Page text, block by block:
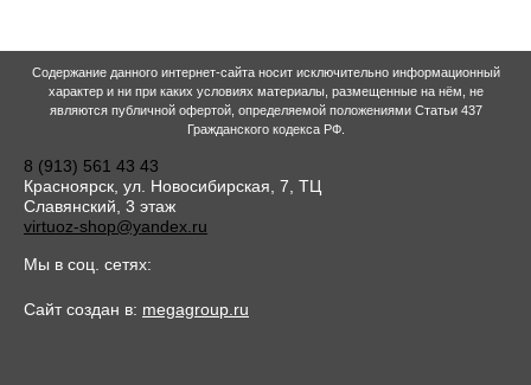
Содержание данного интернет-сайта носит исключительно информационный
характер и ни при каких условиях материалы, размещенные на нём, не
являются публичной офертой, определяемой положениями Статьи 437
Гражданского кодекса РФ.
8 (913) 561 43 43
Красноярск, ул. Новосибирская, 7, ТЦ
Славянский, 3 этаж
virtuoz-shop@yandex.ru
Мы в соц. сетях:
Сайт создан в: megagroup.ru